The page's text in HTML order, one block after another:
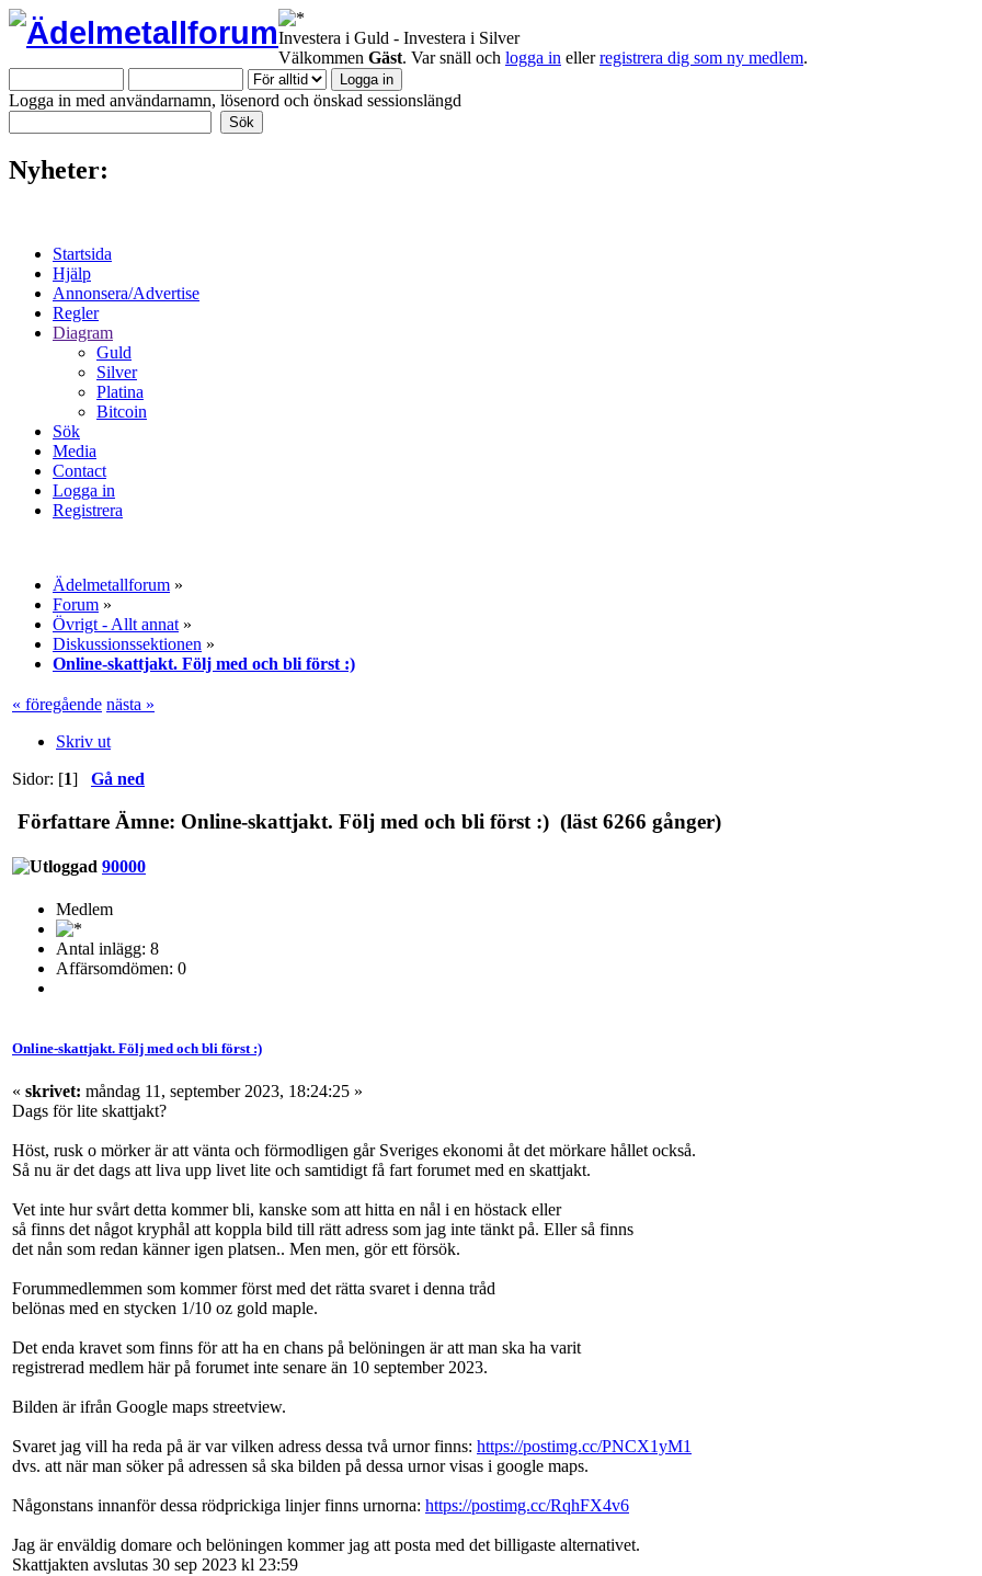
Investera i Guld - Investera i Silver
Välkommen Gäst. Var snäll och logga in ellerregistrera dig som ny medlem.
Logga in med användarnamn, lösenord och önskad sessionslängd
Nyheter:
Startsida
Hjälp
Annonsera/Advertise
Regler
Diagram
Guld
Silver
Platina
Bitcoin
Sök
Media
Contact
Logga in
Registrera
Ädelmetallforum »
Forum »
Övrigt - Allt annat »
Diskussionssektionen »
Online-skattjakt. Följ med och bli först :)
« föregående nästa »
Skriv ut
Sidor: [1] Gå ned
Författare Ämne: Online-skattjakt. Följ med och bli först :) (läst 6266 gånger)
90000
Medlem
Antal inlägg: 8
Affärsomdömen: 0
Online-skattjakt. Följ med och bli först :)
« skrivet: måndag 11, september 2023, 18:24:25 »
Dags för lite skattjakt?
Höst, rusk o mörker är att vänta och förmodligen går Sveriges ekonomi åt det mörkare hållet också.
Så nu är det dags att liva upp livet lite och samtidigt få fart forumet med en skattjakt.
Vet inte hur svårt detta kommer bli, kanske som att hitta en nål i en höstack eller
så finns det något kryphål att koppla bild till rätt adress som jag inte tänkt på. Eller så finns
det nån som redan känner igen platsen.. Men men, gör ett försök.
Forummedlemmen som kommer först med det rätta svaret i denna tråd
belönas med en stycken 1/10 oz gold maple.
Det enda kravet som finns för att ha en chans på belöningen är att man ska ha varit
registrerad medlem här på forumet inte senare än 10 september 2023.
Bilden är ifrån Google maps streetview.
Svaret jag vill ha reda på är var vilken adress dessa två urnor finns: https://postimg.cc/PNCX1yM1
dvs. att när man söker på adressen så ska bilden på dessa urnor visas i google maps.
Någonstans innanför dessa rödprickiga linjer finns urnorna: https://postimg.cc/RqhFX4v6
Jag är enväldig domare och belöningen kommer jag att posta med det billigaste alternativet.
Skattjakten avslutas 30 sep 2023 kl 23:59